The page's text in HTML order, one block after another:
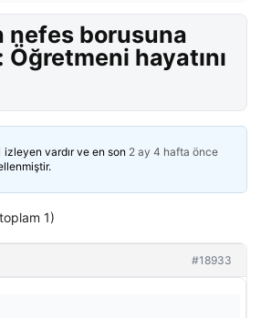
nefes borusuna
Öğretmeni hayatını
izleyen vardır ve en son 2 ay 4 hafta önce
1)
#18933